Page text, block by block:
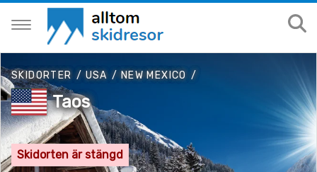
SKIDORTER / USA / NEW MEXICO /
Taos
Skidorten är stängd